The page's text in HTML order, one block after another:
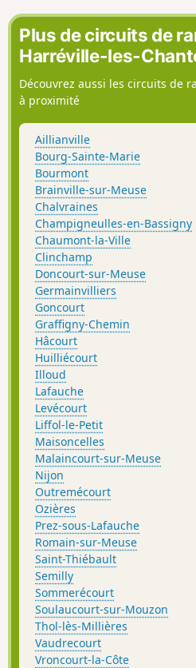
Plus de circuits de
Harréville-les-
Découvrez aussi les circuits de
à proximité
Aillianville
Bourg-Sainte-Marie
Bourmont
Brainville-sur-Meuse
Chalvraines
Champigneulles-en-Bassigny
Chaumont-la-Ville
Clinchamp
Doncourt-sur-Meuse
Germainvilliers
Goncourt
Graffigny-Chemin
Hâcourt
Huilliécourt
Illoud
Lafauche
Levécourt
Liffol-le-Petit
Maisoncelles
Malaincourt-sur-Meuse
Nijon
Outremécourt
Ozières
Prez-sous-Lafauche
Romain-sur-Meuse
Saint-Thiébault
Semilly
Sommerécourt
Soulaucourt-sur-Mouzon
Thol-lès-Millières
Vaudrecourt
Vroncourt-la-Côte